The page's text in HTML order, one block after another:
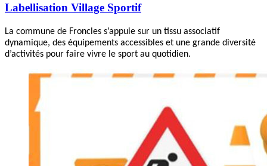
Labellisation Village Sportif
La commune de Froncles s’appuie sur un tissu associatif
dynamique, des équipements accessibles et une grande diversité
d’activités pour faire vivre le sport au quotidien.